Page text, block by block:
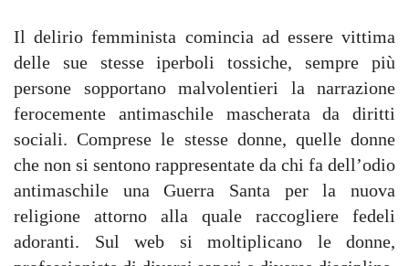
Il delirio femminista comincia ad essere vittima
delle sue stesse iperboli tossiche, sempre più
persone sopportano malvolentieri la narrazione
ferocemente antimaschile mascherata da diritti
sociali. Comprese le stesse donne, quelle donne
che non si sentono rappresentate da chi fa dell’odio
antimaschile una Guerra Santa per la nuova
religione attorno alla quale raccogliere fedeli
adoranti. Sul web si moltiplicano le donne,